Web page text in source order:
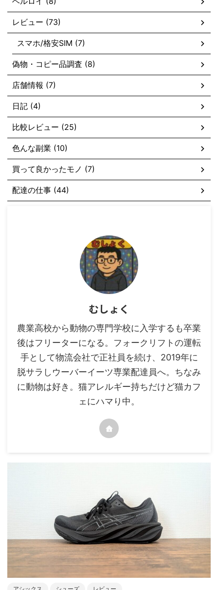
レビュー (73)
スマホ/格安SIM (7)
偽物・コピー品調査 (8)
店舗情報 (7)
日記 (4)
比較レビュー (25)
色んな副業 (10)
買って良かったモノ (7)
配達の仕事 (44)
むしょく
農業高校から動物の専門学校に入学するも卒業
後はフリーターになる。フォークリフトの運転
手として物流会社で正社員を続け、2019年に
脱サラしウーバーイーツ専業配達員へ。ちなみ
に動物は好き。猫アレルギー持ちだけど猫カフ
ェにハマり中。
アシックス シューズ レビュー